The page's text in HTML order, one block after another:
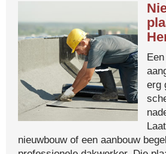
erg
nieuwbouw of een aanbouw